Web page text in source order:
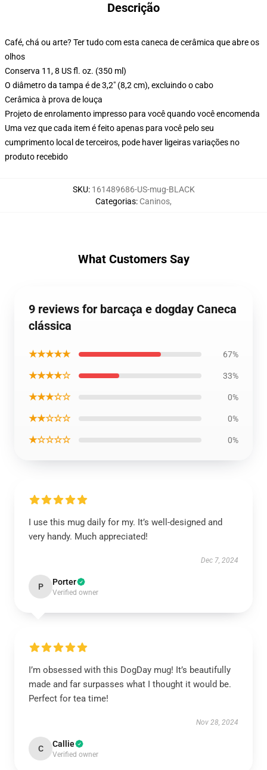
Descrição
Café, chá ou arte? Ter tudo com esta caneca de cerâmica que abre os
olhos
Conserva 11, 8 US fl. oz. (350 ml)
O diâmetro da tampa é de 3,2" (8,2 cm), excluindo o cabo
Cerâmica à prova de louça
Projeto de enrolamento impresso para você quando você encomenda
Uma vez que cada item é feito apenas para você pelo seu
cumprimento local de terceiros, pode haver ligeiras variações no
produto recebido
SKU: 161489686-US-mug-BLACK
Categorias: Caninos,
What Customers Say
9 reviews for barcaça e dogday Caneca
clássica
★★★★★ 67%
★★★★☆ 33%
★★★☆☆ 0%
★★☆☆☆ 0%
★☆☆☆☆ 0%
I use this mug daily for my. It’s well-designed and
very handy. Much appreciated!
Dec 7, 2024
P Porter
Verified owner
I’m obsessed with this DogDay mug! It’s beautifully
made and far surpasses what I thought it would be.
Perfect for tea time!
Nov 28, 2024
C Callie
Verified owner